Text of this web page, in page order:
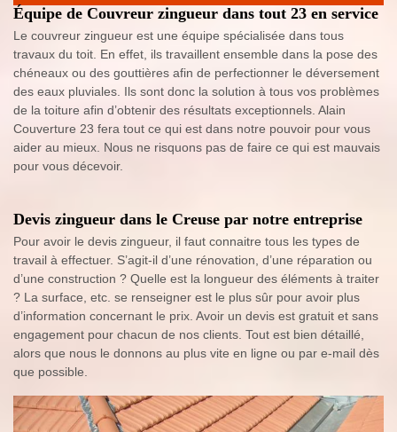
Équipe de Couvreur zingueur dans tout 23 en service
Le couvreur zingueur est une équipe spécialisée dans tous
travaux du toit. En effet, ils travaillent ensemble dans la pose des
chéneaux ou des gouttières afin de perfectionner le déversement
des eaux pluviales. Ils sont donc la solution à tous vos problèmes
de la toiture afin d’obtenir des résultats exceptionnels. Alain
Couverture 23 fera tout ce qui est dans notre pouvoir pour vous
aider au mieux. Nous ne risquons pas de faire ce qui est mauvais
pour vous décevoir.
Devis zingueur dans le Creuse par notre entreprise
Pour avoir le devis zingueur, il faut connaitre tous les types de
travail à effectuer. S’agit-il d’une rénovation, d’une réparation ou
d’une construction ? Quelle est la longueur des éléments à traiter
? La surface, etc. se renseigner est le plus sûr pour avoir plus
d’information concernant le prix. Avoir un devis est gratuit et sans
engagement pour chacun de nos clients. Tout est bien détaillé,
alors que nous le donnons au plus vite en ligne ou par e-mail dès
que possible.